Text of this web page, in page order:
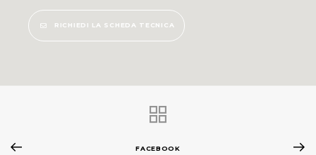
RICHIEDI LA SCHEDA TECNICA
FACEBOOK